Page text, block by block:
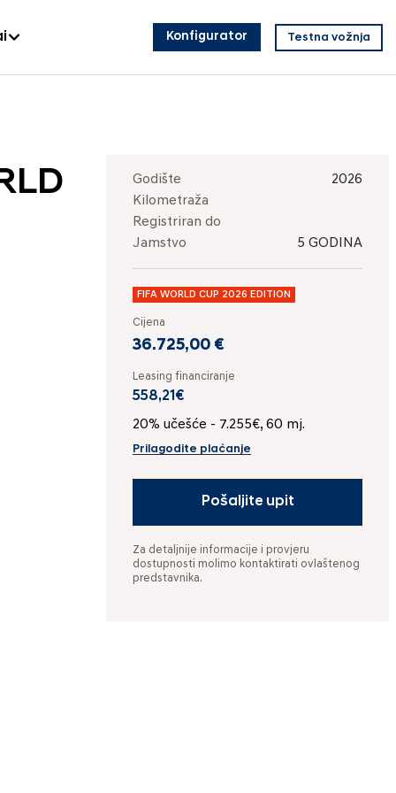
Konfigurator Testna vožnja
Godište
2026
Kilometraža
Registriran do
Jamstvo
5 GODINA
FIFA WORLD CUP 2026 EDITION
Cijena
36.725,00 €
Leasing financiranje
558,21€
20% učešće - 7.255€, 60 mj.
Prilagodite plaćanje
Pošaljite upit
Za detaljnije informacije i provjeru
dostupnosti molimo kontaktirati ovlaštenog
predstavnika.